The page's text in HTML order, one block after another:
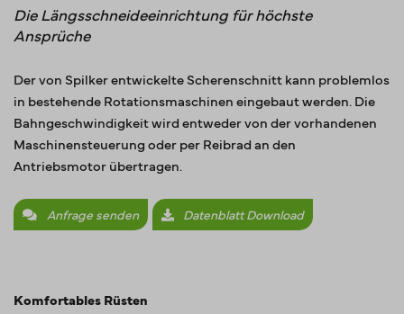
Die Längsschneideeinrichtung für höchste
Ansprüche
Der von Spilker entwickelte Scherenschnitt kann problemlos
in bestehende Rotationsmaschinen eingebaut werden. Die
Bahngeschwindigkeit wird entweder von der vorhandenen
Maschinensteuerung oder per Reibrad an den
Antriebsmotor übertragen.
Anfrage senden Datenblatt Download
Komfortables Rüsten